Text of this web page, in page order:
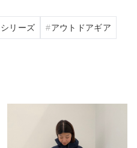
リーズ アウトドアギア